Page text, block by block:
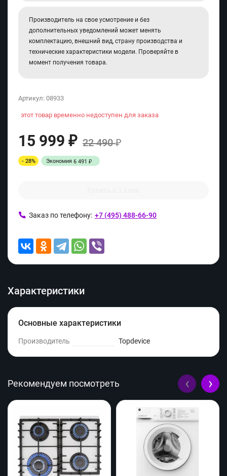
Производитель на свое усмотрение и без
дополнительных уведомлений может менять
комплектацию, внешний вид, страну производства и
технические характеристики модели. Проверяйте в
момент получения товара.
Артикул: 08933
этот товар временно недоступен для заказа
15 999 ₽ 22 490₽
- 28% Экономия 6 491 ₽
Заказ по телефону: +7 (495) 488-66-90
Характеристики
Основные характеристики
Производитель Topdevice
Рекомендуем посмотреть ‹ ›